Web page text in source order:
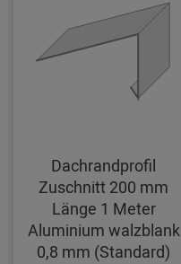
Dachrandprofil
Zuschnitt 200 mm
Länge 1 Meter
Aluminium walzblank
0,8 mm (Standard)